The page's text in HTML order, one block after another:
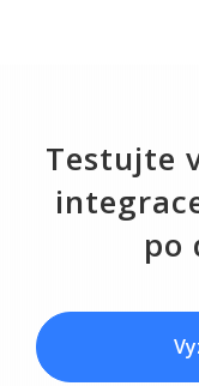
Testujte
po